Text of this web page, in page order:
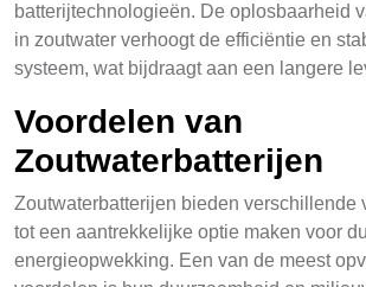
batterijtechnologieën. De oplosbaarheid
in zoutwater verhoogt de efficiëntie en
systeem, wat bijdraagt aan een langere
Voordelen van
Zoutwaterbatterijen
Zoutwaterbatterijen bieden verschillende
tot een aantrekkelijke optie maken voor
energieopwekking. Een van de meest